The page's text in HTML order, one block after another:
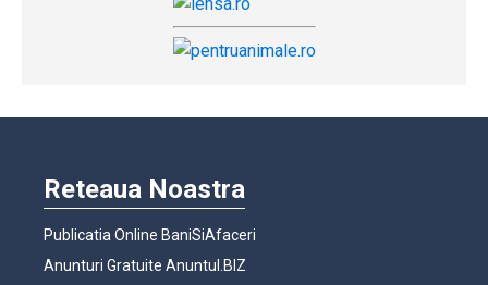
Reteaua Noastra
Publicatia Online BaniSiAfaceri
Anunturi Gratuite Anuntul.BIZ